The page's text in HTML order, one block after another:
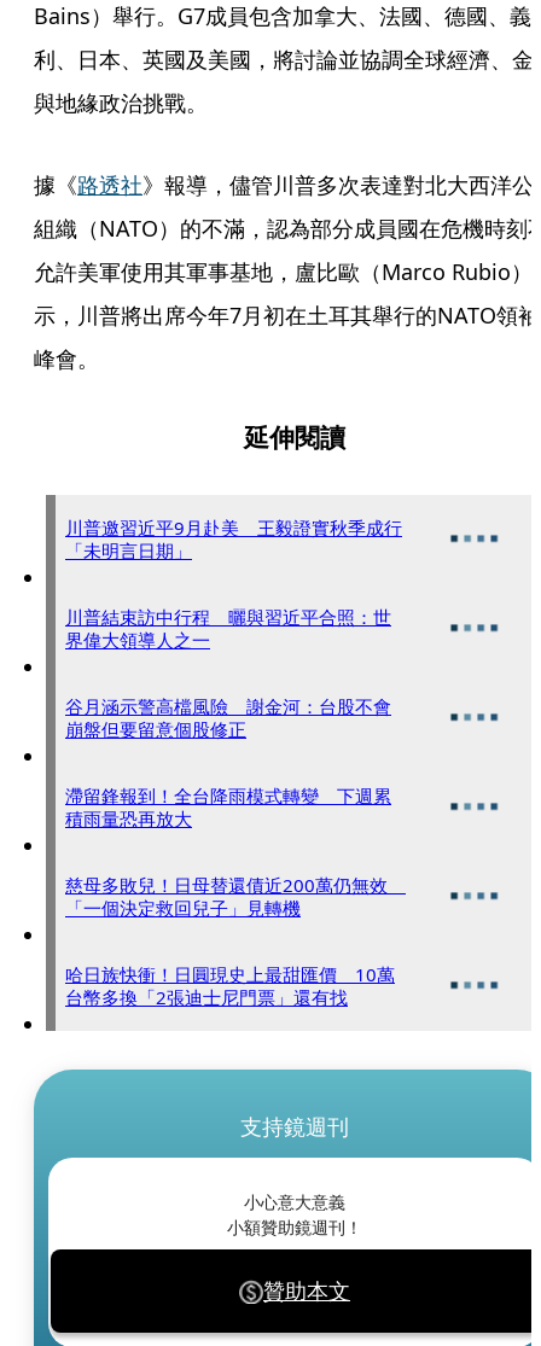
Bains）舉行。G7成員包含加拿大、法國、德國、義
利、日本、英國及美國，將討論並協調全球經濟、金
與地緣政治挑戰。
據《路透社》報導，儘管川普多次表達對北大西洋公
組織（NATO）的不滿，認為部分成員國在危機時刻
允許美軍使用其軍事基地，盧比歐（Marco Rubio）
示，川普將出席今年7月初在土耳其舉行的NATO領袖
峰會。
延伸閱讀
川普邀習近平9月赴美 王毅證實秋季成行
「未明言日期」
川普結束訪中行程 曬與習近平合照：世
界偉大領導人之一
谷月涵示警高檔風險 謝金河：台股不會
崩盤但要留意個股修正
滯留鋒報到！全台降雨模式轉變 下週累
積雨量恐再放大
慈母多敗兒！日母替還債近200萬仍無效
「一個決定救回兒子」見轉機
哈日族快衝！日圓現史上最甜匯價 10萬
台幣多換「2張迪士尼門票」還有找
支持鏡週刊
小心意大意義
小額贊助鏡週刊！
贊助本文